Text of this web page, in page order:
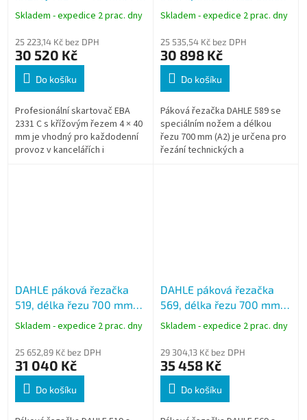
4, 120 l
Skladem - expedice 2 prac. dny
25 223,14 Kč bez DPH
30 520 Kč
Do košíku
Profesionální skartovač EBA
2331 C s křížovým řezem 4 × 40
mm je vhodný pro každodenní
provoz v kancelářích i
řezu 700 mm (A2)
Skladem - expedice 2 prac. dny
25 535,54 Kč bez DPH
30 898 Kč
Do košíku
Páková řezačka DAHLE 589 se
speciálním nožem a délkou
řezu 700 mm (A2) je určena pro
řezání technických a
DAHLE páková řezačka
519, délka řezu 700 mm
(A2)
Skladem - expedice 2 prac. dny
25 652,89 Kč bez DPH
31 040 Kč
Do košíku
DAHLE páková řezačka
569, délka řezu 700 mm
(A2)
Skladem - expedice 2 prac. dny
29 304,13 Kč bez DPH
35 458 Kč
Do košíku